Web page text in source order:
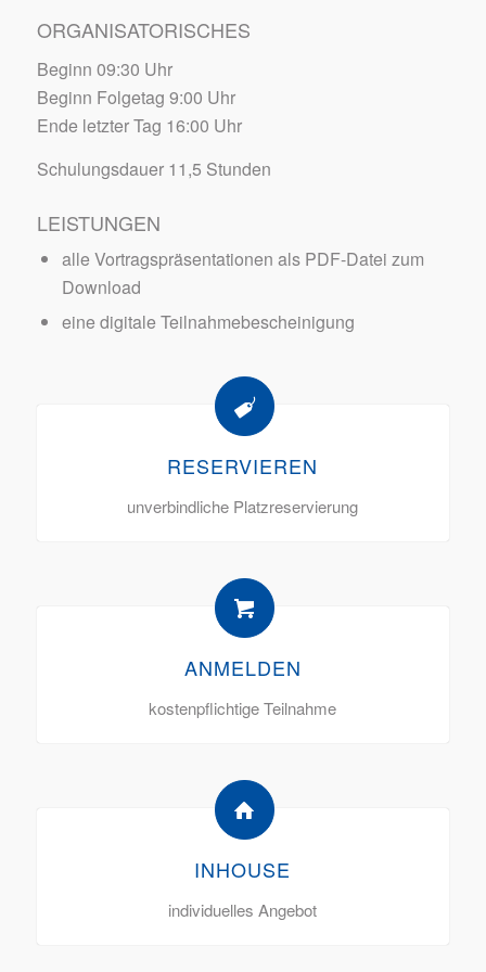
ORGANISATORISCHES
Beginn 09:30 Uhr
Beginn Folgetag 9:00 Uhr
Ende letzter Tag 16:00 Uhr
Schulungsdauer 11,5 Stunden
LEISTUNGEN
alle Vortragspräsentationen als PDF-Datei zum
Download
eine digitale Teilnahmebescheinigung
RESERVIEREN
unverbindliche Platzreservierung
ANMELDEN
kostenpflichtige Teilnahme
INHOUSE
individuelles Angebot